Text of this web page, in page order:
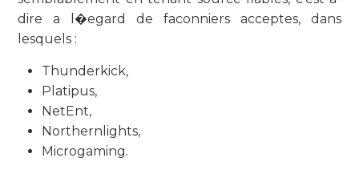
dire a l�egard de faconniers acceptes, dans
lesquels :
Thunderkick,
Platipus,
NetEnt,
Northernlights,
Microgaming.